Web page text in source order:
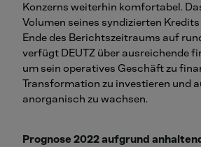
Konzerns weiterhin komfortabel.
Volumen seines syndizierten
Ende des Berichtszeitraums auf
verfügt DEUTZ über ausreichende
um sein operatives Geschäft zu
Transformation zu investieren und
anorganisch zu wachsen.
Prognose 2022 aufgrund